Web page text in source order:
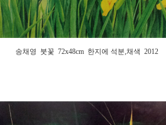
송채영 붓꽃 72x48cm 한지에 석분,채색 2012